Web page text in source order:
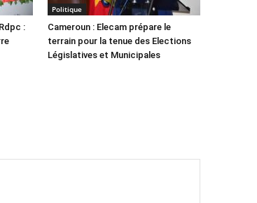
:
Politique
Cameroun : Elecam prépare le
terrain pour la tenue des Elections
Législatives et Municipales